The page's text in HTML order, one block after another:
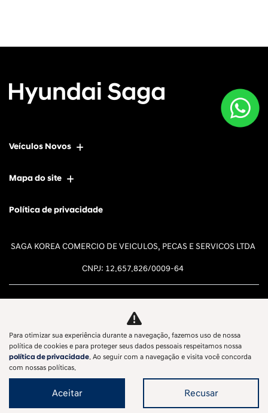
Veículos Novos
Mapa do site
Política de privacidade
SAGA KOREA COMERCIO DE VEICULOS, PECAS E SERVICOS LTDA
CNPJ: 12.657.826/0009-64
Desacelere. Seu bem maior é a
vida.
Para otimizar sua experiência durante a navegação, fazemos uso de nossa
política de cookies e para proteger seus dados pessoais respeitamos nossa
política de privacidade. Ao seguir com a navegação e visita você concorda
com nossas políticas.
Aceitar Recusar